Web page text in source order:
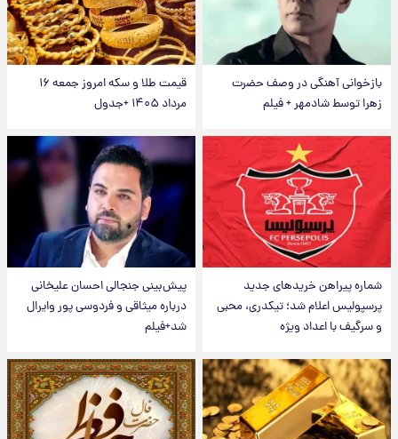
بازخوانی آهنگی در وصف حضرت
زهرا توسط شادمهر + فیلم
قیمت طلا و سکه امروز جمعه ۱۶
مرداد ۱۴۰۵ +جدول
شماره پیراهن خریدهای جدید
پرسپولیس اعلام شد؛ تیکدری، محبی
و سرگیف با اعداد ویژه
پیش‌بینی جنجالی احسان علیخانی
درباره میثاقی و فردوسی پور وایرال
شد+فیلم